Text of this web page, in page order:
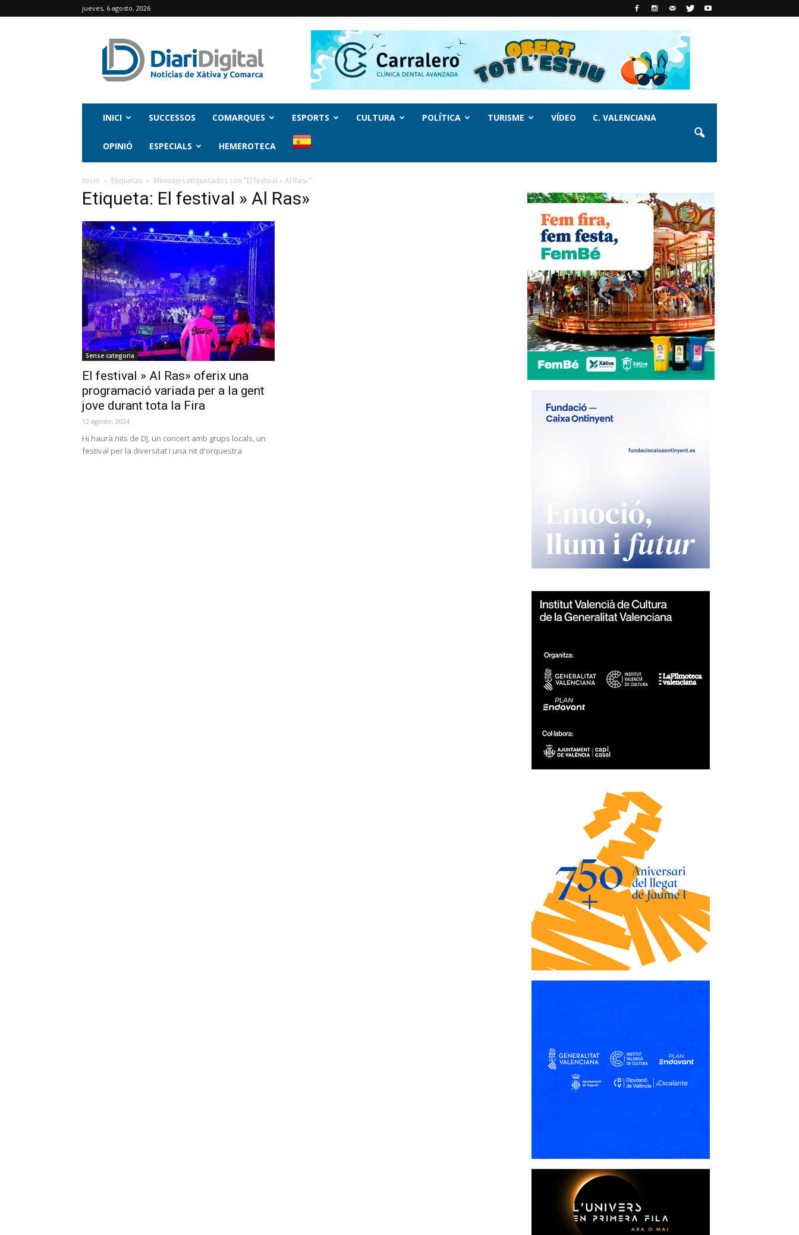
jueves, 6 agosto, 2026
INICI SUCCESSOS COMARQUES ESPORTS CULTURA POLÍTICA TURISME VÍDEO C. VALENCIANA
OPINIÓ ESPECIALS HEMEROTECA
Inicio Etiquetas Mensajes etiquetados con "El festival » Al Ras»"
Etiqueta: El festival » Al Ras»
Sense categoria
El festival » Al Ras» oferix una
programació variada per a la gent
jove durant tota la Fira
12 agosto, 2024
Hi haurà nits de DJ, un concert amb grups locals, un
festival per la diversitat i una nit d'orquestra